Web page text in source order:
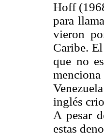
Hoff
para
vieron
Caribe.
que no
inglés
A pesar
estas